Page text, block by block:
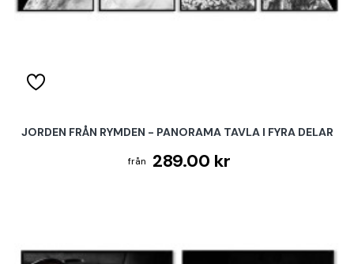
JORDEN FRÅN RYMDEN - PANORAMA TAVLA I FYRA DELAR
289.00 kr